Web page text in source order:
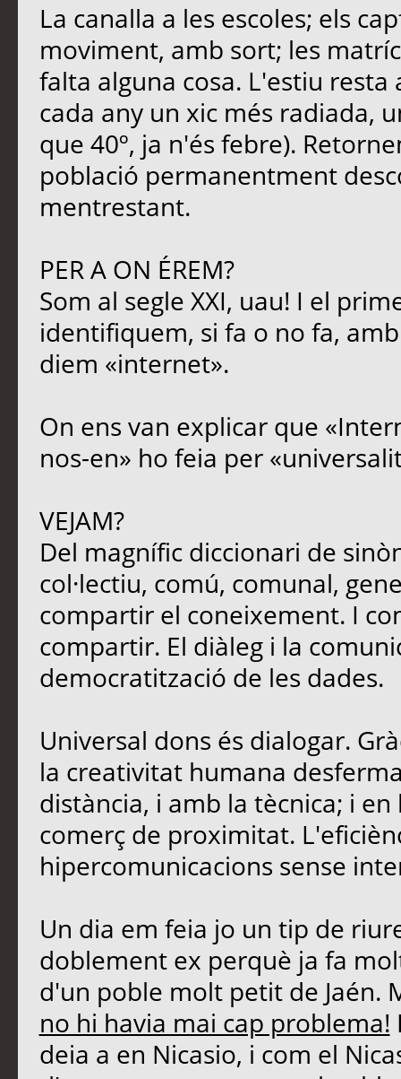
La canalla a les escoles; els
moviment, amb sort; les
falta alguna cosa. L'estiu
cada any un xic més radiada,
que 40º, ja n'és febre).
població permanentment
mentrestant.
PER A ON ÉREM?
Som al segle XXI, uau! I el
identifiquem, si fa o no fa,
diem «internet».
On ens van explicar que
nos-en» ho feia per
VEJAM?
Del magnífic diccionari de
col·lectiu, comú, comunal,
compartir el coneixement. I
compartir. El diàleg i la
democratització de les dades.
Universal dons és dialogar.
la creativitat humana
distància, i amb la tècnica; i
comerç de proximitat.
hipercomunicacions sense
Un dia em feia jo un tip de
doblement ex perquè ja fa
d'un poble molt petit de Jaén.
no hi havia mai cap problema!
deia a en Nicasio, i com el